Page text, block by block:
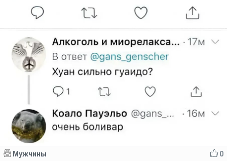
0
Мужчины